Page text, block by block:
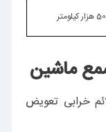
ماشین
خرابی تعویض